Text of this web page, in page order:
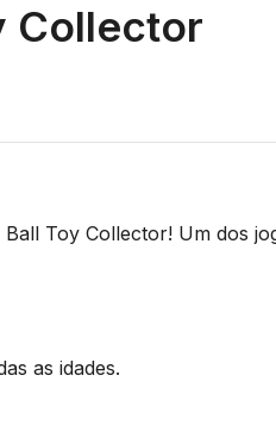
Collector
Toy Collector! Um dos
as idades.